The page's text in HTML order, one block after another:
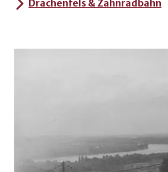
Drachenfels & Zahnradbahn